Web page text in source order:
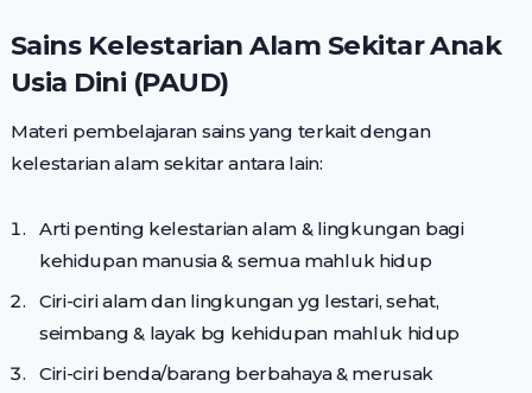
Sains Kelestarian Alam Sekitar Anak
Usia Dini (PAUD)
Materi pembelajaran sains yang terkait dengan
kelestarian alam sekitar antara lain:
Arti penting kelestarian alam & lingkungan bagi
kehidupan manusia & semua mahluk hidup
Ciri-ciri alam dan lingkungan yg lestari, sehat,
seimbang & layak bg kehidupan mahluk hidup
Ciri-ciri benda/barang berbahaya & merusak